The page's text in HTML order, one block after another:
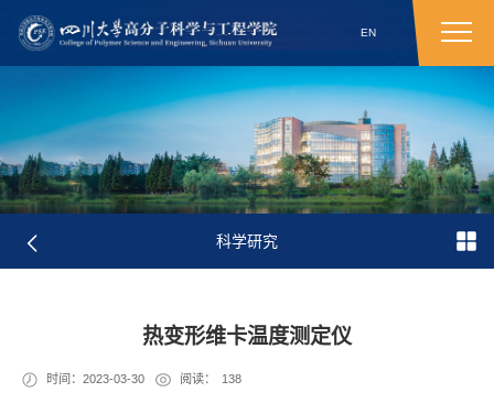
EN
科学研究
热变形维卡温度测定仪
时间：2023-03-30 阅读： 138